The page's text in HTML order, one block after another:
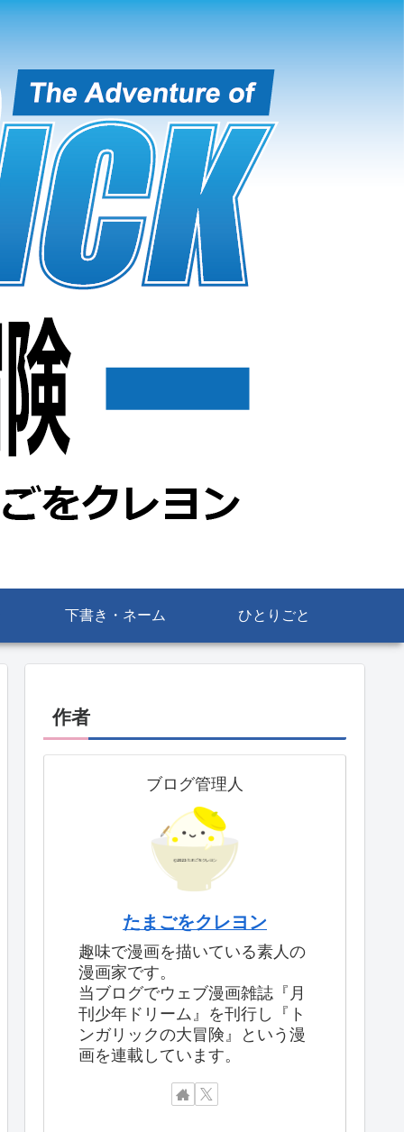
下書き・ネーム ひとりごと
作者
ブログ管理人
たまごをクレヨン
趣味で漫画を描いている素人の
漫画家です。
当ブログでウェブ漫画雑誌『月
刊少年ドリーム』を刊行し『ト
ンガリックの大冒険』という漫
画を連載しています。